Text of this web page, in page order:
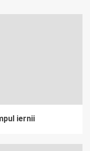
iernii